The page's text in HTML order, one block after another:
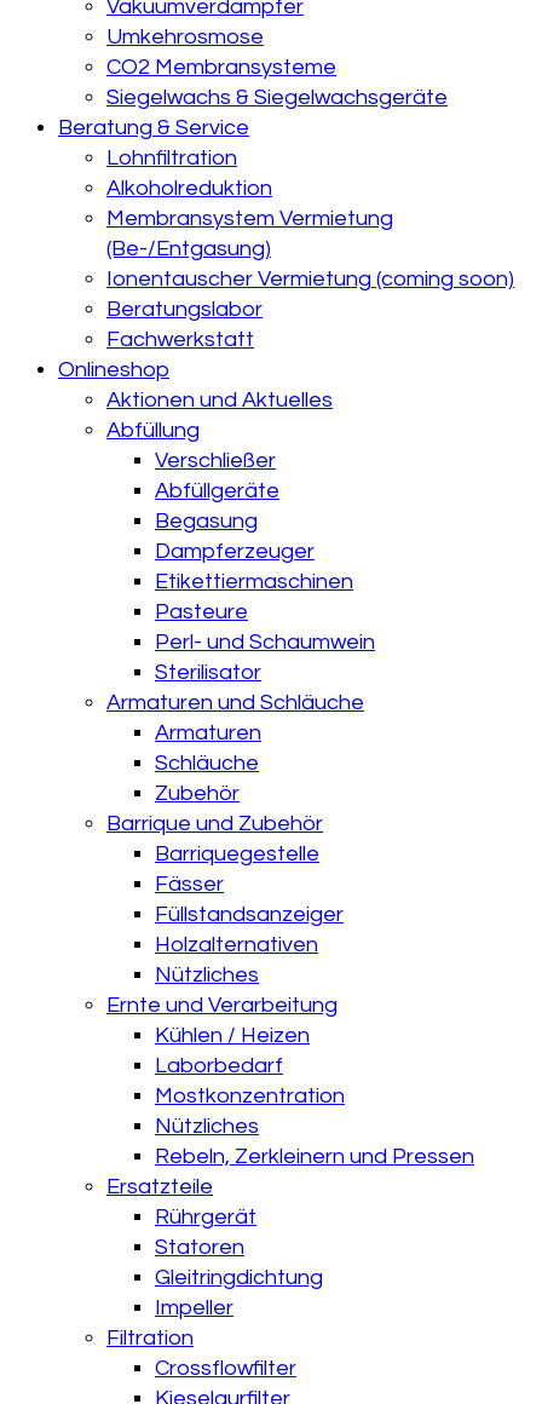
Vakuumverdampfer
Umkehrosmose
CO2 Membransysteme
Siegelwachs & Siegelwachsgeräte
Beratung & Service
Lohnfiltration
Alkoholreduktion
Membransystem Vermietung
(Be-/Entgasung)
Ionentauscher Vermietung (coming soon)
Beratungslabor
Fachwerkstatt
Onlineshop
Aktionen und Aktuelles
Abfüllung
Verschließer
Abfüllgeräte
Begasung
Dampferzeuger
Etikettiermaschinen
Pasteure
Perl- und Schaumwein
Sterilisator
Armaturen und Schläuche
Armaturen
Schläuche
Zubehör
Barrique und Zubehör
Barriquegestelle
Fässer
Füllstandsanzeiger
Holzalternativen
Nützliches
Ernte und Verarbeitung
Kühlen / Heizen
Laborbedarf
Mostkonzentration
Nützliches
Rebeln, Zerkleinern und Pressen
Ersatzteile
Rührgerät
Statoren
Gleitringdichtung
Impeller
Filtration
Crossflowfilter
Kieselgurfilter